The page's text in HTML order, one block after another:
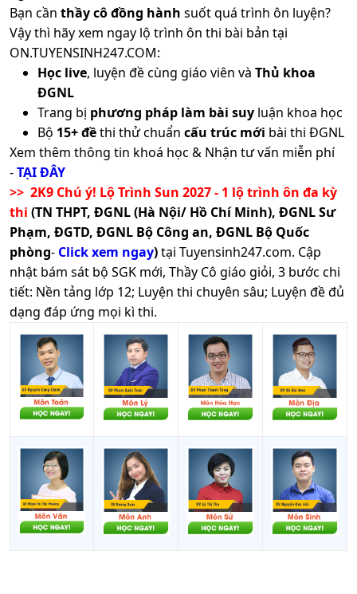
Bạn cần thầy cô đồng hành suốt quá trình ôn luyện?
Vậy thì hãy xem ngay lộ trình ôn thi bài bản tại
ON.TUYENSINH247.COM:
Học live, luyện đề cùng giáo viên và Thủ khoa
ĐGNL
Trang bị phương pháp làm bài suy luận khoa học
Bộ 15+ đềthi thử chuẩn cấu trúc mới bài thi ĐGNL
Xem thêm thông tin khoá học & Nhận tư vấn miễn phí
-TẠI ĐÂY
>> 2K9 Chú ý! Lộ Trình Sun 2027 - 1 lộ trình ôn đa kỳ
thi (TN THPT, ĐGNL (Hà Nội/ Hồ Chí Minh), ĐGNL Sư
Phạm, ĐGTD, ĐGNL Bộ Công an, ĐGNL Bộ Quốc
phòng- Click xem ngay)tại Tuyensinh247.com. Cập
nhật bám sát bộ SGK mới, Thầy Cô giáo giỏi, 3 bước chi
tiết: Nền tảng lớp 12; Luyện thi chuyên sâu; Luyện đề đủ
dạng đáp ứng mọi kì thi.